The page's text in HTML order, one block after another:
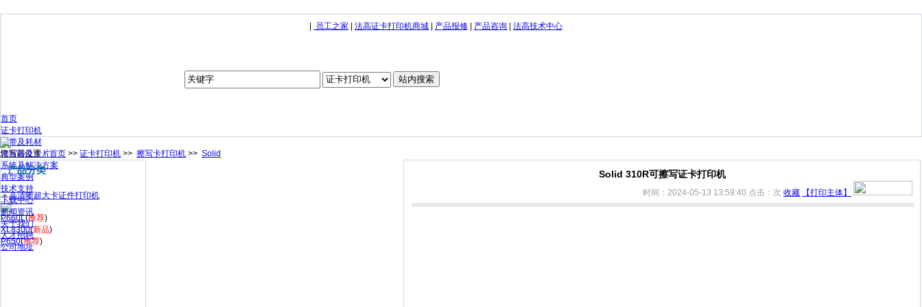
员工之家 法高证卡打印机商城 产品报修 产品咨询 法高技术中心
首页
证卡打印机
色带及耗材
读写器及卡片
系统及解决方案
典型案例
技术支持
下载中心
新闻资讯
关于我们
人才招聘
公司地址
您当前位置：首页 >> 证卡打印机 >> 擦写卡打印机 >> Solid
Solid 310R可擦写证卡打印机
时间：2024-05-13 13:59:40 点击： 次 收藏 【打印主体】
产品分类
＋高清晰超大卡证件打印机
P660L(推荐)
XL8300(新品)
P650(推荐)